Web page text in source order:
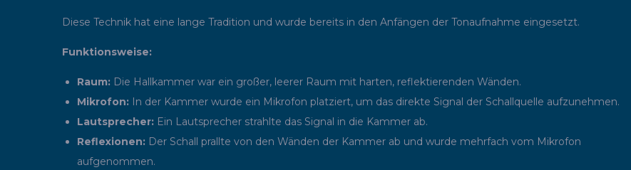
Diese Technik hat eine lange Tradition und wurde bereits in den Anfängen der Tonaufnahme eingesetzt.
Funktionsweise:
Raum: Die Hallkammer war ein großer, leerer Raum mit harten, reflektierenden Wänden.
Mikrofon: In der Kammer wurde ein Mikrofon platziert, um das direkte Signal der Schallquelle aufzunehmen.
Lautsprecher: Ein Lautsprecher strahlte das Signal in die Kammer ab.
Reflexionen: Der Schall prallte von den Wänden der Kammer ab und wurde mehrfach vom Mikrofon
aufgenommen.